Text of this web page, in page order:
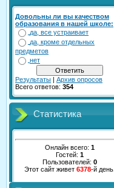
Довольны ли вы качеством
образования в нашей школе:
да, все устраивает
да, кроме отдельных
предметов
нет
Результаты | Архив опросов
Всего ответов: 354
Статистика
Онлайн всего: 1
Гостей: 1
Пользователей: 0
Этот сайт живет 6378-й день.